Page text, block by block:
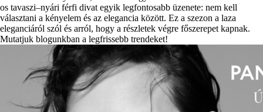
os tavaszi–nyári férfi divat egyik legfontosabb üzenete: nem kell
választani a kényelem és az elegancia között. Ez a szezon a laza
eleganciáról szól és arról, hogy a részletek végre főszerepet kapnak.
Mutatjuk blogunkban a legfrissebb trendeket!